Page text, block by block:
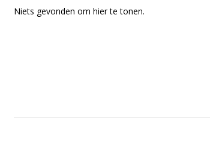
Niets gevonden om hier te tonen.